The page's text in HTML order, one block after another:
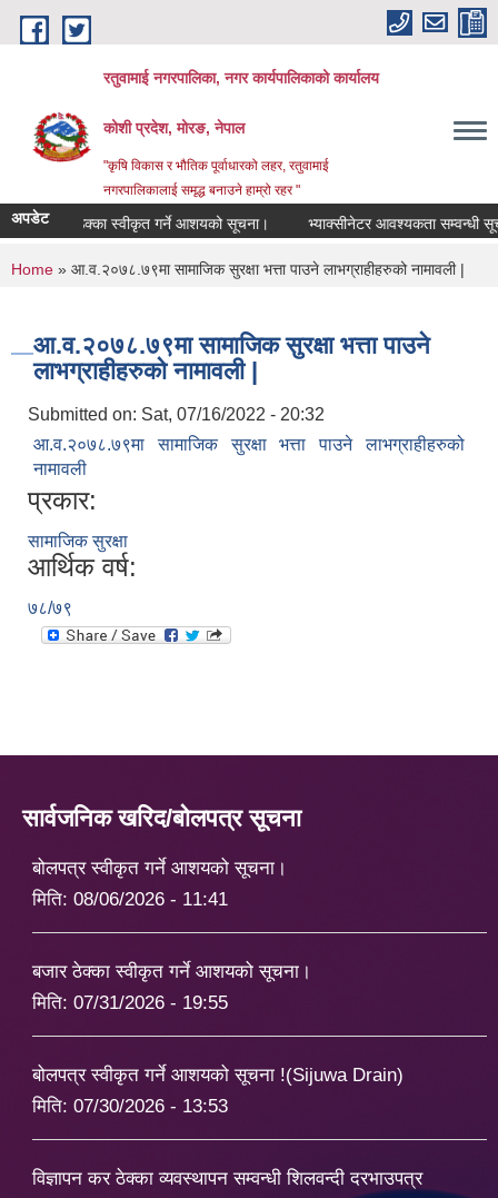
Skip to main content
रतुवामाई नगरपालिका, नगर कार्यपालिकाको कार्यालय
कोशी प्रदेश, मोरङ, नेपाल
"कृषि विकास र भौतिक पूर्वाधारको लहर, रतुवामाई
नगरपालिकालाई समृद्ध बनाउने हाम्रो रहर "
अपडेट
बजार ठेक्का स्वीकृत गर्ने आशयको सूचना। भ्याक्सीनेटर आवश्यकता सम्वन्धी
You are here
Home » आ.व.२०७८.७९मा सामाजिक सुरक्षा भत्ता पाउने लाभग्राहीहरुको नामावली |
आ.व.२०७८.७९मा सामाजिक सुरक्षा भत्ता पाउने
लाभग्राहीहरुको नामावली |
Submitted on: Sat, 07/16/2022 - 20:32
आ.व.२०७८.७९मा सामाजिक सुरक्षा भत्ता पाउने लाभग्राहीहरुको
नामावली
प्रकार:
सामाजिक सुरक्षा
आर्थिक वर्ष:
७८/७९
सार्वजनिक खरिद/बोलपत्र सूचना
बोलपत्र स्वीकृत गर्ने आशयको सूचना।
मिति: 08/06/2026 - 11:41
बजार ठेक्का स्वीकृत गर्ने आशयको सूचना।
मिति: 07/31/2026 - 19:55
बोलपत्र स्वीकृत गर्ने आशयको सूचना !(Sijuwa Drain)
मिति: 07/30/2026 - 13:53
विज्ञापन कर ठेक्का व्यवस्थापन सम्वन्धी शिलवन्दी दरभाउपत्र